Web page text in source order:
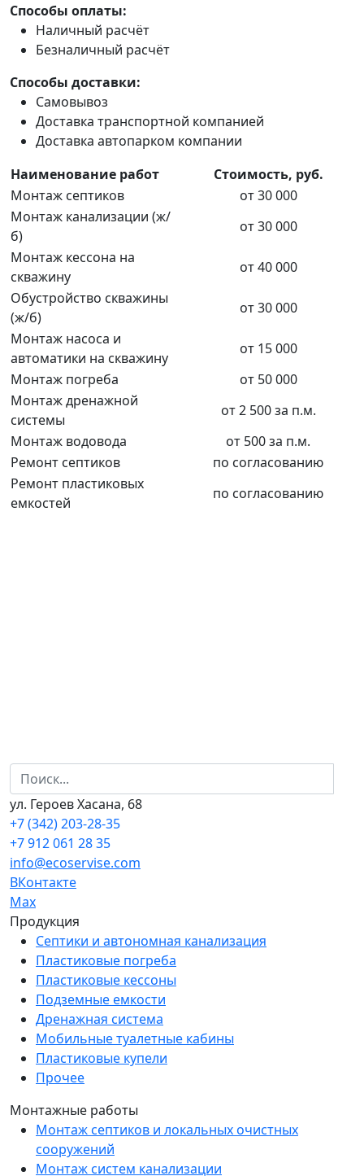
Способы оплаты:
Наличный расчёт
Безналичный расчёт
Способы доставки:
Самовывоз
Доставка транспортной компанией
Доставка автопарком компании
Наименование работ
Стоимость, руб.
Монтаж септиков
от 30 000
Монтаж канализации (ж/
б)
от 30 000
Монтаж кессона на
скважину
от 40 000
Обустройство скважины
(ж/б)
от 30 000
Монтаж насоса и
автоматики на скважину
от 15 000
Монтаж погреба
от 50 000
Монтаж дренажной
системы
от 2 500 за п.м.
Монтаж водовода
от 500 за п.м.
Ремонт септиков
по согласованию
Ремонт пластиковых
емкостей
по согласованию
ул. Героев Хасана, 68
+7 (342) 203-28-35
+7 912 061 28 35
info@ecoservise.com
ВКонтакте
Мах
Продукция
Септики и автономная канализация
Пластиковые погреба
Пластиковые кессоны
Подземные емкости
Дренажная система
Мобильные туалетные кабины
Пластиковые купели
Прочее
Монтажные работы
Монтаж септиков и локальных очистных
сооружений
Монтаж систем канализации